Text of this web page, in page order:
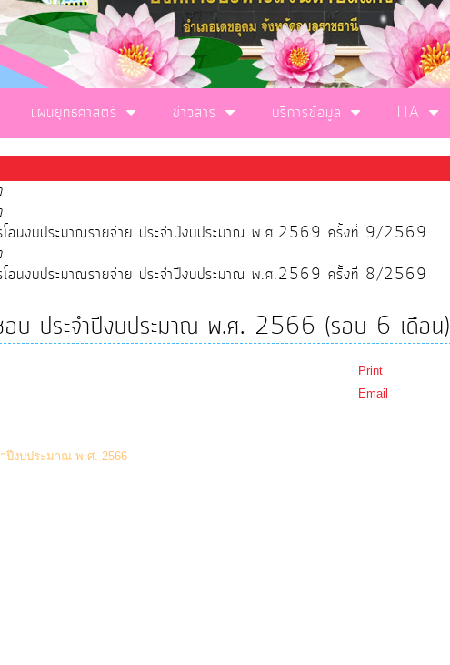
แผนยุทธศาสตร์ ข่าวสาร บริการข้อมูล ITA
รโอนงบประมาณรายจ่าย ประจำปีงบประมาณ พ.ศ.2569 ครั้งที่ 9/2569
รโอนงบประมาณรายจ่าย ประจำปีงบประมาณ พ.ศ.2569 ครั้งที่ 8/2569
อบ ประจำปีงบประมาณ พ.ศ. 2566 (รอบ 6 เดือน)
Print
Email
ปีงบประมาณ พ.ศ. 2566